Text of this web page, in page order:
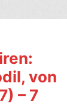
von
– 7